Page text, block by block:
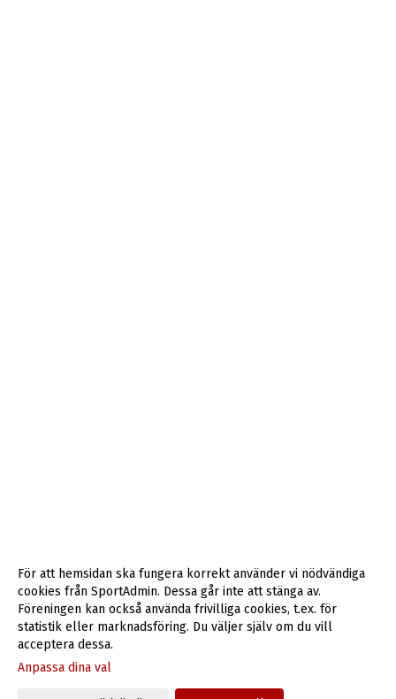
Gå till Webbversion
För att hemsidan ska fungera korrekt använder vi nödvändiga
cookies från SportAdmin. Dessa går inte att stänga av.
Föreningen kan också använda frivilliga cookies, t.ex. för
statistik eller marknadsföring. Du väljer själv om du vill
acceptera dessa.
Anpassa dina val